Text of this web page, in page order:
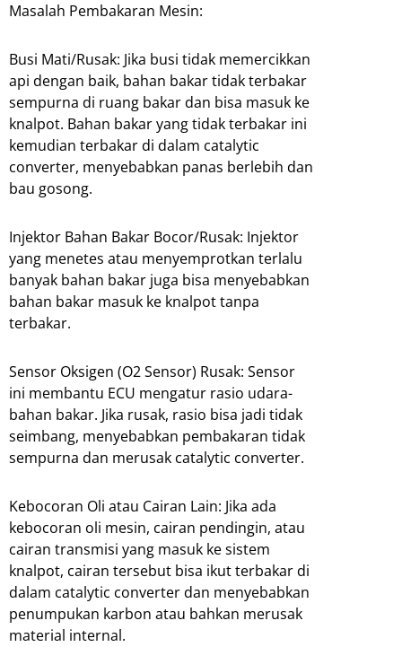
Masalah Pembakaran Mesin:
Busi Mati/Rusak: Jika busi tidak memercikkan
api dengan baik, bahan bakar tidak terbakar
sempurna di ruang bakar dan bisa masuk ke
knalpot. Bahan bakar yang tidak terbakar ini
kemudian terbakar di dalam catalytic
converter, menyebabkan panas berlebih dan
bau gosong.
Injektor Bahan Bakar Bocor/Rusak: Injektor
yang menetes atau menyemprotkan terlalu
banyak bahan bakar juga bisa menyebabkan
bahan bakar masuk ke knalpot tanpa
terbakar.
Sensor Oksigen (O2 Sensor) Rusak: Sensor
ini membantu ECU mengatur rasio udara-
bahan bakar. Jika rusak, rasio bisa jadi tidak
seimbang, menyebabkan pembakaran tidak
sempurna dan merusak catalytic converter.
Kebocoran Oli atau Cairan Lain: Jika ada
kebocoran oli mesin, cairan pendingin, atau
cairan transmisi yang masuk ke sistem
knalpot, cairan tersebut bisa ikut terbakar di
dalam catalytic converter dan menyebabkan
penumpukan karbon atau bahkan merusak
material internal.